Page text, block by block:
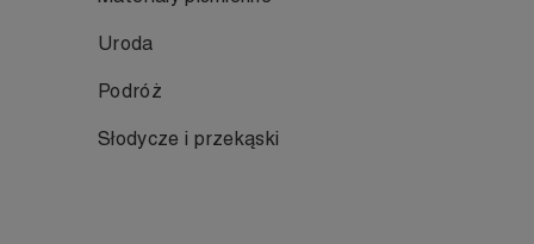
Uroda
Podróż
Słodycze i przekąski